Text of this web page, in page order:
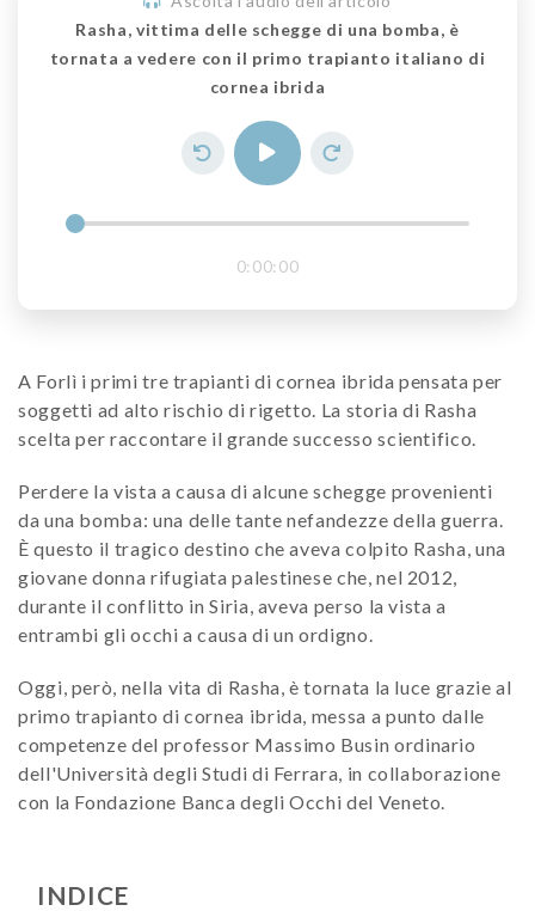
Rasha, vittima delle schegge di una bomba, è
tornata a vedere con il primo trapianto italiano di
cornea ibrida
0:00:00
A Forlì i primi tre trapianti di cornea ibrida pensata per
soggetti ad alto rischio di rigetto. La storia di Rasha
scelta per raccontare il grande successo scientifico.
Perdere la vista a causa di alcune schegge provenienti
da una bomba: una delle tante nefandezze della guerra.
È questo il tragico destino che aveva colpito Rasha, una
giovane donna rifugiata palestinese che, nel 2012,
durante il conflitto in Siria, aveva perso la vista a
entrambi gli occhi a causa di un ordigno.
Oggi, però, nella vita di Rasha, è tornata la luce grazie al
primo trapianto di cornea ibrida, messa a punto dalle
competenze del professor Massimo Busin ordinario
dell'Università degli Studi di Ferrara, in collaborazione
con la Fondazione Banca degli Occhi del Veneto.
INDICE